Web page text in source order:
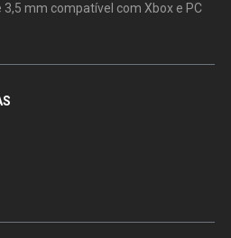
mm compatível com Xbox e PC